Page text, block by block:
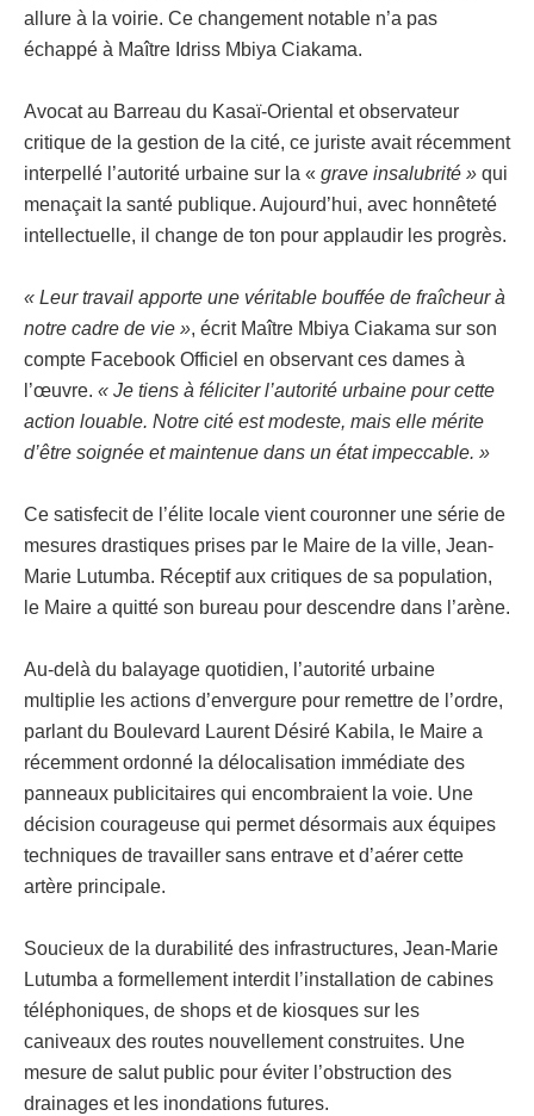
allure à la voirie. Ce changement notable n’a pas
échappé à Maître Idriss Mbiya Ciakama.
Avocat au Barreau du Kasaï-Oriental et observateur
critique de la gestion de la cité, ce juriste avait récemment
interpellé l’autorité urbaine sur la « grave insalubrité » qui
menaçait la santé publique. Aujourd’hui, avec honnêteté
intellectuelle, il change de ton pour applaudir les progrès.
« Leur travail apporte une véritable bouffée de fraîcheur à
notre cadre de vie », écrit Maître Mbiya Ciakama sur son
compte Facebook Officiel en observant ces dames à
l’œuvre. « Je tiens à féliciter l’autorité urbaine pour cette
action louable. Notre cité est modeste, mais elle mérite
d’être soignée et maintenue dans un état impeccable. »
Ce satisfecit de l’élite locale vient couronner une série de
mesures drastiques prises par le Maire de la ville, Jean-
Marie Lutumba. Réceptif aux critiques de sa population,
le Maire a quitté son bureau pour descendre dans l’arène.
Au-delà du balayage quotidien, l’autorité urbaine
multiplie les actions d’envergure pour remettre de l’ordre,
parlant du Boulevard Laurent Désiré Kabila, le Maire a
récemment ordonné la délocalisation immédiate des
panneaux publicitaires qui encombraient la voie. Une
décision courageuse qui permet désormais aux équipes
techniques de travailler sans entrave et d’aérer cette
artère principale.
Soucieux de la durabilité des infrastructures, Jean-Marie
Lutumba a formellement interdit l’installation de cabines
téléphoniques, de shops et de kiosques sur les
caniveaux des routes nouvellement construites. Une
mesure de salut public pour éviter l’obstruction des
drainages et les inondations futures.